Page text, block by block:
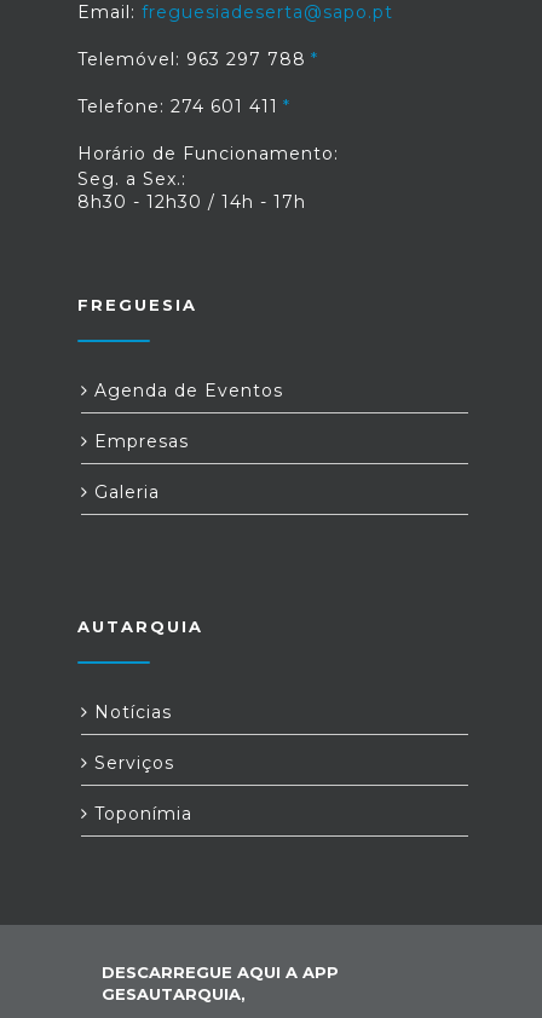
Email: freguesiadeserta@sapo.pt
Telemóvel: 963 297 788
Telefone: 274 601 411
Horário de Funcionamento:
Seg. a Sex.:
8h30 - 12h30 / 14h - 17h
FREGUESIA
Agenda de Eventos
Empresas
Galeria
AUTARQUIA
Notícias
Serviços
Toponímia
DESCARREGUE AQUI A APP
GESAUTARQUIA,